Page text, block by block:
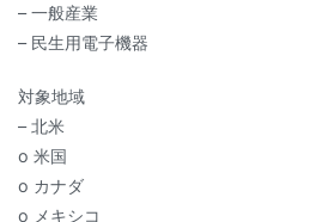
– 一般産業
– 民生用電子機器
対象地域
– 北米
o 米国
o カナダ
o メキシコ